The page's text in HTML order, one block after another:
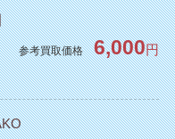
参考買取価格 6,000円